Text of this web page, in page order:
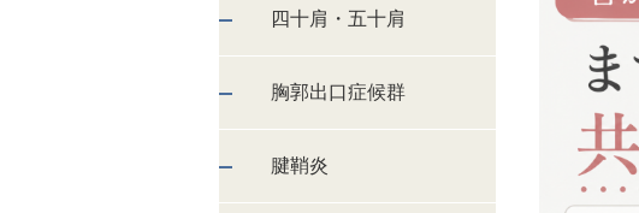
四十肩・五十肩
胸郭出口症候群
腱鞘炎